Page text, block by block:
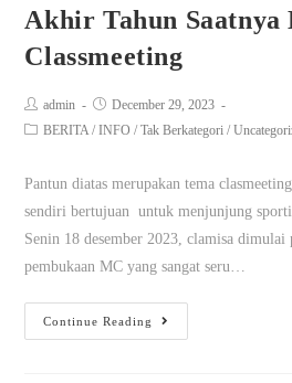
Akhir Tahun Saatnya
Classmeeting
admin
December 29, 2023
BERITA / INFO / Tak Berkategori /
Pantun diatas merupakan tema
sendiri bertujuan untuk menjunjung
Senin 18 desember 2023, clamisa dimulai
pembukaan MC yang sangat seru…
Continue Reading